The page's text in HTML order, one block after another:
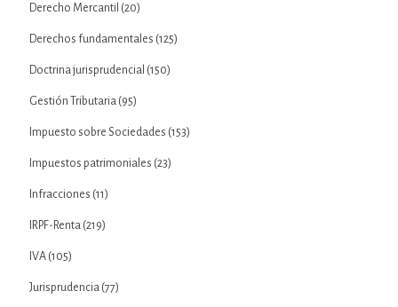
Derecho Mercantil (20)
Derechos fundamentales (125)
Doctrina jurisprudencial (150)
Gestión Tributaria (95)
Impuesto sobre Sociedades (153)
Impuestos patrimoniales (23)
Infracciones (11)
IRPF-Renta (219)
IVA (105)
Jurisprudencia (77)